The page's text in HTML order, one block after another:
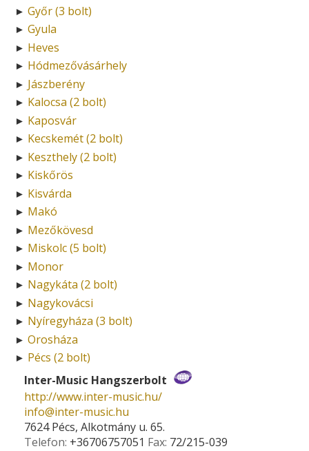
► Győr (3 bolt)
► Gyula
► Heves
► Hódmezővásárhely
► Jászberény
► Kalocsa (2 bolt)
► Kaposvár
► Kecskemét (2 bolt)
► Keszthely (2 bolt)
► Kiskőrös
► Kisvárda
► Makó
► Mezőkövesd
► Miskolc (5 bolt)
► Monor
► Nagykáta (2 bolt)
► Nagykovácsi
► Nyíregyháza (3 bolt)
► Orosháza
► Pécs (2 bolt)
Inter-Music Hangszerbolt
http://www.inter-music.hu/
info­@­inter-music.hu
7624 Pécs, Alkotmány u. 65.
Telefon: +36706757051 Fax: 72/215-039